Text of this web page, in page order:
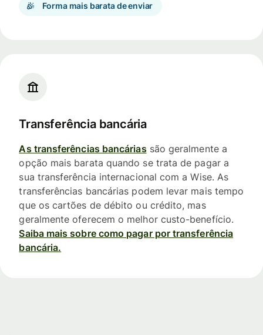
Forma mais barata de enviar
Transferência bancária
As transferências bancáriassão geralmente a
opção mais barata quando se trata de pagar a
sua transferência internacional com a Wise. As
transferências bancárias podem levar mais tempo
que os cartões de débito ou crédito, mas
geralmente oferecem o melhor custo-benefício.
Saiba mais sobre como pagar por transferência
bancária.